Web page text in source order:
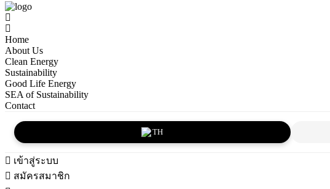
Home
About Us
Clean Energy
Sustainability
Good Life Energy
SEA of Sustainability
Contact
TH
เข้าสู่ระบบ
สมัครสมาชิก